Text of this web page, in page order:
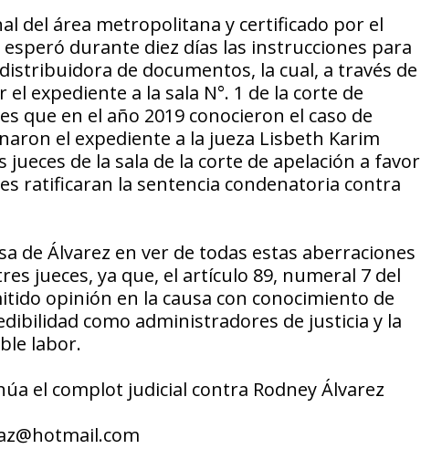
del área metropolitana y certificado por el
durante diez días las instrucciones para
de documentos, la cual, a través de
expediente a la sala N°. 1 de la corte de
que en el año 2019 conocieron el caso de
el expediente a la jueza Lisbeth Karim
de la sala de la corte de apelación a favor
ratificaran la sentencia condenatoria contra
de Álvarez en ver de todas estas aberraciones
jueces, ya que, el artículo 89, numeral 7 del
opinión en la causa con conocimiento de
como administradores de justicia y la
labor.
el complot judicial contra Rodney Álvarez